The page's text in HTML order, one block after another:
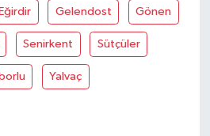
Eğirdir Gelendost Gönen
Senirkent Sütçüler
Yalvaç